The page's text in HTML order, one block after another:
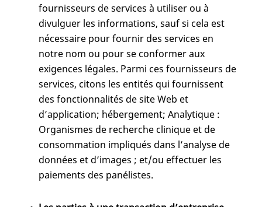
fournisseurs de services à utiliser ou à
divulguer les informations, sauf si cela est
nécessaire pour fournir des services en
notre nom ou pour se conformer aux
exigences légales. Parmi ces fournisseurs de
services, citons les entités qui fournissent
des fonctionnalités de site Web et
d’application; hébergement; Analytique :
Organismes de recherche clinique et de
consommation impliqués dans l’analyse de
données et d’images ; et/ou effectuer les
paiements des panélistes.